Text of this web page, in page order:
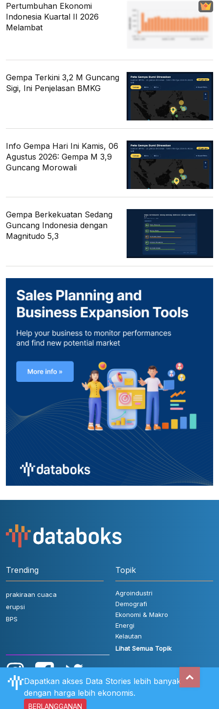
Pertumbuhan Ekonomi
Indonesia Kuartal II 2026
Melambat
Gempa Terkini 3,2 M Guncang
Sigi, Ini Penjelasan BMKG
Info Gempa Hari Ini Kamis, 06
Agustus 2026: Gempa M 3,9
Guncang Morowali
Gempa Berkekuatan Sedang
Guncang Indonesia dengan
Magnitudo 5,3
Trending
prakiraan cuaca
erupsi
BPS
Topik
Agroindustri
Demografi
Ekonomi & Makro
Energi
Kelautan
Lihat Semua Topik
Dapatkan akses Data Stories lebih banyak
dengan harga lebih ekonomis.
BERLANGGANAN